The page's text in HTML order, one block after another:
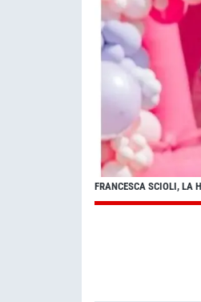
FRANCESCA SCIOLI, LA